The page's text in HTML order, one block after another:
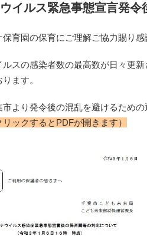
イルス緊急事態宣言発
育園の保育にご理解ご協力賜り感
ルスの感染者数の最高数が日々更
ます。
より発令後の混乱を避けるための
リックするとPDFが開きます）